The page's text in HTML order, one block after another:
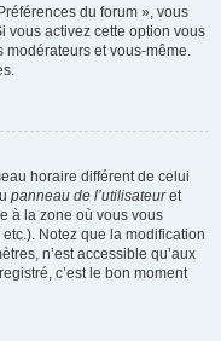
du forum », vous
vous activez cette option vous
et vous-même.
horaire différent de celui
panneau de l’utilisateuret
à la zone où vous vous
Notez que la modification
n’est accessible qu’aux
c’est le bon moment